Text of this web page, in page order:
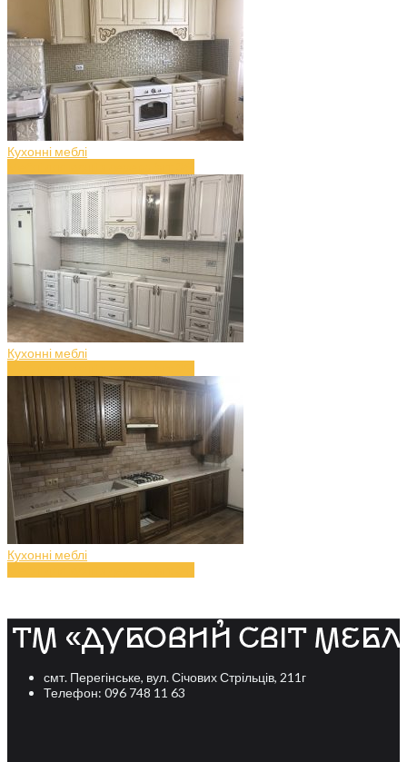
Кухонні меблі
Кухонні меблі
Кухонні меблі
смт. Перегінське, вул. Січових Стрільців, 211г
Телефон: 096 748 11 63